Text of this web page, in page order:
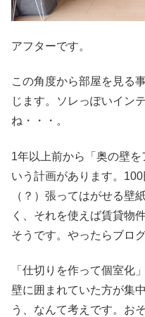
アフターです。
この角度から部屋を見る
じます。ソレっぽいイン
ね・・・。
1年以上前から「奥の壁
いう計画があります。
（？）張ってはがせる壁
く、それを使えば賃貸物
そうです。やったらブロ
「仕切りを作って個室化
壁に囲まれていた方が集
う、なんて考えです。お